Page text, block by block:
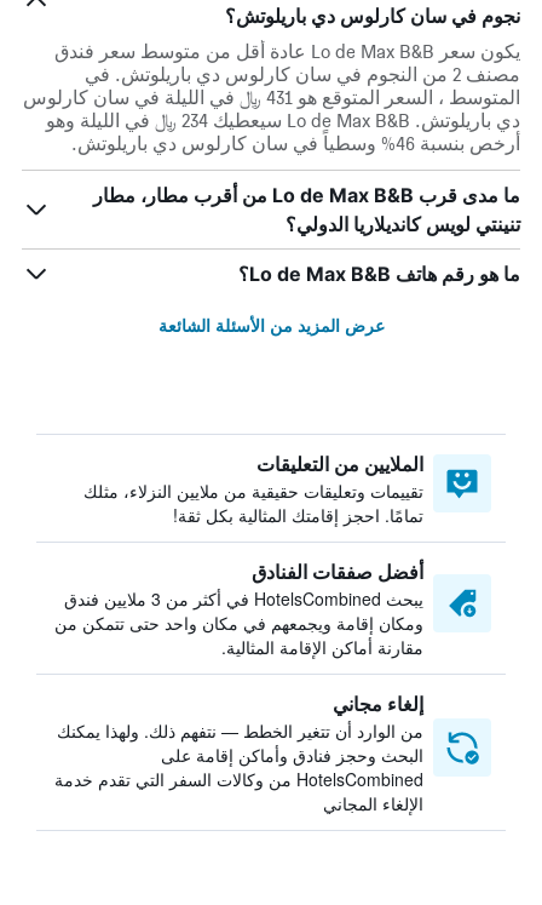
نجوم في سان كارلوس دي باريلوتش؟
يكون سعر Lo de Max B&B عادة أقل من متوسط ​​سعر فندق
مصنف 2 من النجوم في سان كارلوس دي باريلوتش. في
المتوسط ، السعر المتوقع هو 431 ﷼ في الليلة في سان كارلوس
دي باريلوتش. Lo de Max B&B سيعطيك 234 ﷼ في الليلة وهو
أرخص بنسبة 46% وسطياً في سان كارلوس دي باريلوتش.
ما مدى قرب Lo de Max B&B من أقرب مطار، مطار
تنينتي لويس كانديلاريا الدولي؟
ما هو رقم هاتف Lo de Max B&B؟
عرض المزيد من الأسئلة الشائعة
الملايين من التعليقات
تقييمات وتعليقات حقيقية من ملايين النزلاء، مثلك
تمامًا. احجز إقامتك المثالية بكل ثقة!
أفضل صفقات الفنادق
يبحث HotelsCombined في أكثر من 3 ملايين فندق
ومكان إقامة ويجمعهم في مكان واحد حتى تتمكن من
مقارنة أماكن الإقامة المثالية.
إلغاء مجاني
من الوارد أن تتغير الخطط — نتفهم ذلك. ولهذا يمكنك
البحث وحجز فنادق وأماكن إقامة على
HotelsCombined من وكالات السفر التي تقدم خدمة
الإلغاء المجاني